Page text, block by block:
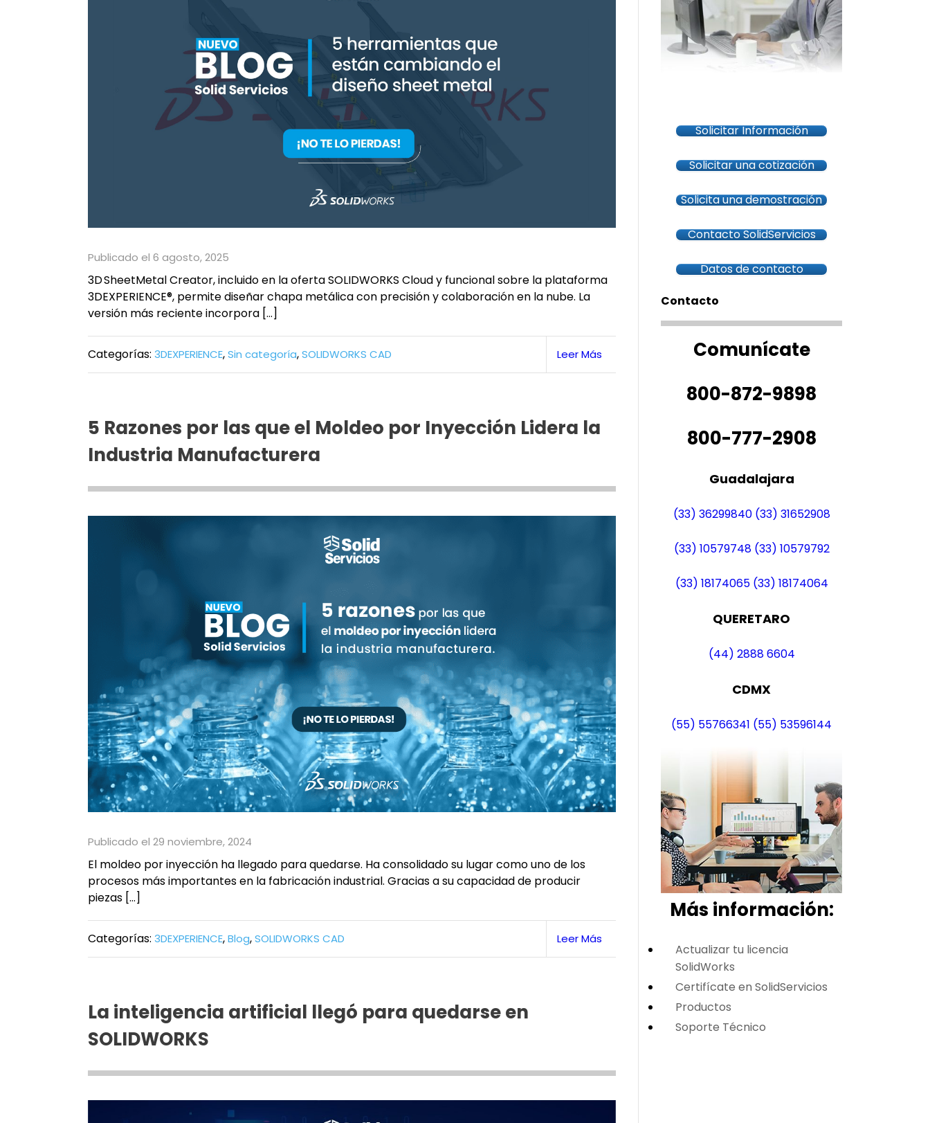
Publicado el 6 agosto, 2025
3D SheetMetal Creator, incluido en la oferta SOLIDWORKS Cloud y funcional sobre la plataforma
3DEXPERIENCE®, permite diseñar chapa metálica con precisión y colaboración en la nube. La
versión más reciente incorpora […]
Leer Más
Categorías: 3DEXPERIENCE,Sin categoría,SOLIDWORKS CAD
5 Razones por las que el Moldeo por Inyección Lidera la
Industria Manufacturera
Publicado el 29 noviembre, 2024
El moldeo por inyección ha llegado para quedarse. Ha consolidado su lugar como uno de los
procesos más importantes en la fabricación industrial. Gracias a su capacidad de producir
piezas […]
Leer Más
Categorías: 3DEXPERIENCE,Blog,SOLIDWORKS CAD
La inteligencia artificial llegó para quedarse en
SOLIDWORKS
Solicitar Información
Solicitar una cotización
Solicita una demostración
Contacto SolidServicios
Datos de contacto
Contacto
Comunícate
800-872-9898
800-777-2908
Guadalajara
(33) 36299840 (33) 31652908
(33) 10579748 (33) 10579792
(33) 18174065 (33) 18174064
QUERETARO
(44) 2888 6604
CDMX
(55) 55766341 (55) 53596144
Más información:
Actualizar tu licencia
SolidWorks
Certifícate en SolidServicios
Productos
Soporte Técnico